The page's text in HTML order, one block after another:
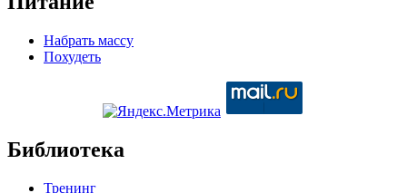
Набрать массу
Похудеть
Библиотека
Тренинг